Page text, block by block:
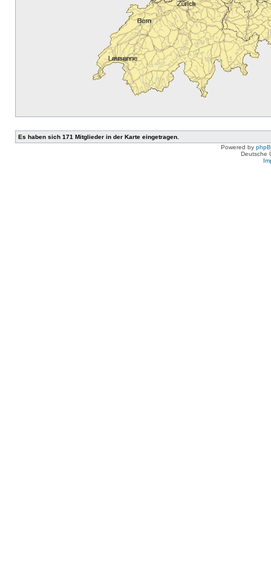
Es haben sich 171 Mitglieder in der Karte eingetragen.
Powered by
Deutsche